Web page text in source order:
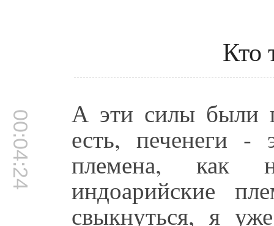
Кто
00:04:24 А эти силы были
есть, печенеги -
племена, как
индоарийские
свыкнуться, я